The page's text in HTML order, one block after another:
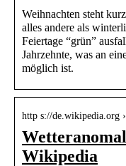
Weihnachten steht
alles andere als
Feiertage “grün”
Jahrzehnte, was an
möglich ist.
http s://de.wikipedia.org
Wikipedia